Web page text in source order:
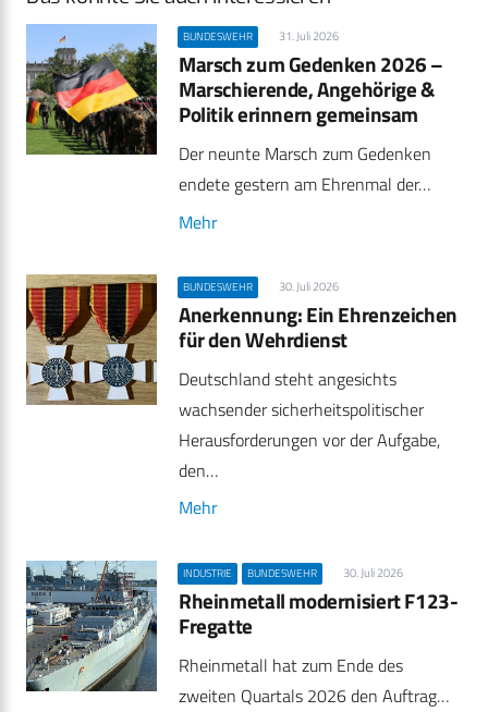
BUNDESWEHR 31. Juli 2026
Marsch zum Gedenken 2026 –
Marschierende, Angehörige &
Politik erinnern gemeinsam
Der neunte Marsch zum Gedenken
endete gestern am Ehrenmal der…
Mehr
BUNDESWEHR 30. Juli 2026
Anerkennung: Ein Ehrenzeichen
für den Wehrdienst
Deutschland steht angesichts
wachsender sicherheitspolitischer
Herausforderungen vor der Aufgabe,
den…
Mehr
INDUSTRIE BUNDESWEHR 30. Juli 2026
Rheinmetall modernisiert F123-
Fregatte
Rheinmetall hat zum Ende des
zweiten Quartals 2026 den Auftrag…